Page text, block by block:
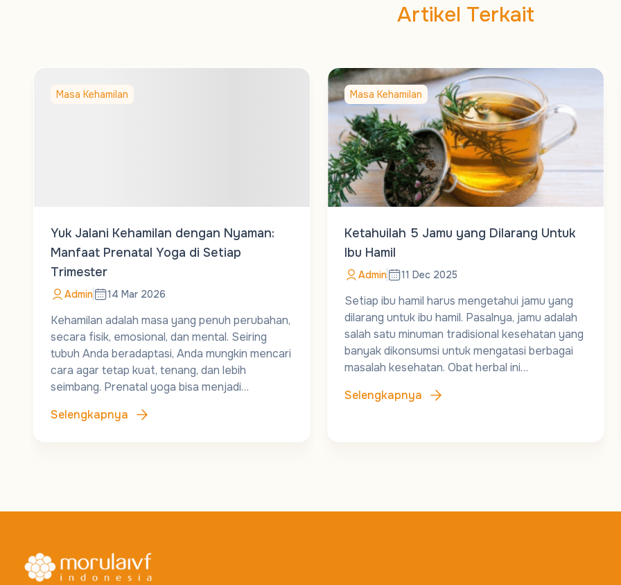
Artikel Terkait
Masa Kehamilan
Yuk Jalani Kehamilan dengan Nyaman:
Manfaat Prenatal Yoga di Setiap
Trimester
Admin 14 Mar 2026
Kehamilan adalah masa yang penuh perubahan,
secara fisik, emosional, dan mental. Seiring
tubuh Anda beradaptasi, Anda mungkin mencari
cara agar tetap kuat, tenang, dan lebih
seimbang. Prenatal yoga bisa menjadi…
Selengkapnya
Masa Kehamilan
Ketahuilah 5 Jamu yang Dilarang Untuk
Ibu Hamil
Admin 11 Dec 2025
Setiap ibu hamil harus mengetahui jamu yang
dilarang untuk ibu hamil. Pasalnya, jamu adalah
salah satu minuman tradisional kesehatan yang
banyak dikonsumsi untuk mengatasi berbagai
masalah kesehatan. Obat herbal ini…
Selengkapnya